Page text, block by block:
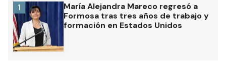
María Alejandra Mareco regresó a
Formosa tras tres años de trabajo y
formación en Estados Unidos
1